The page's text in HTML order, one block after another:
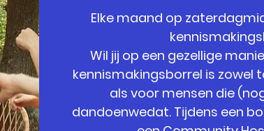
Elke maand op
Wil jij op een gezellige
kennismakingsborrel is zowel
als voor mensen die
dandoenwedat. Tijdens een